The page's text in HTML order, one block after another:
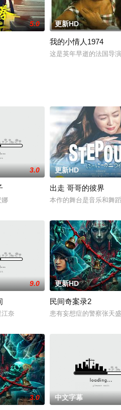
志望の大学生?前田夢子の物語。あ
生的事情时，我突然好奇她为什么一年
5.0 更新HD
我的小情人1974
这是英年早逝的法国导
3.0
娜
更新HD
出走 哥哥的彼界
本作的舞台是音乐和舞
9.0
奈
更新HD
民间奇案录2
患有妄想症的警察张天
3.0 中文字幕